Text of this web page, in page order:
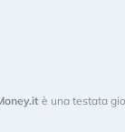
è una testata